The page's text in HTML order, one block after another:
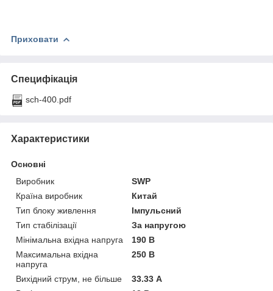
Приховати
Специфікація
sch-400.pdf
Характеристики
Основні
Виробник
SWP
Країна виробник
Китай
Тип блоку живлення
Імпульсний
Тип стабілізації
За напругою
Мінімальна вхідна напруга
190 В
Максимальна вхідна
напруга
250 В
Вихідний струм, не більше
33.33 А